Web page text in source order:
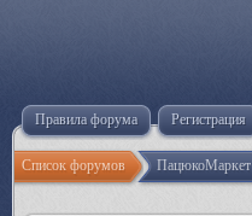
Правила форума Регистрация
Список форумов ПацюкоМаркет